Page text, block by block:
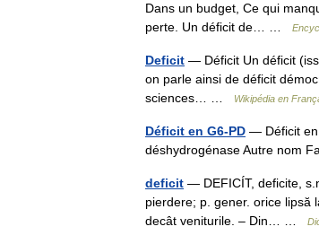
Dans un budget, Ce qui
perte. Un déficit de… …
Deficit — Déficit Un déficit
on parle ainsi de déficit
sciences… …
Wikipédia en
Déficit en G6-PD — Déficit en
déshydrogénase Autre nom
deficit — DEFICÍT, deficite,
pierdere; p. gener. orice lipsă
decât veniturile. – Din… …